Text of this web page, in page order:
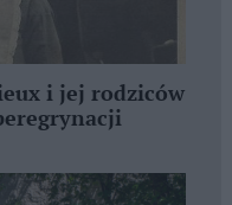
i jej rodziców